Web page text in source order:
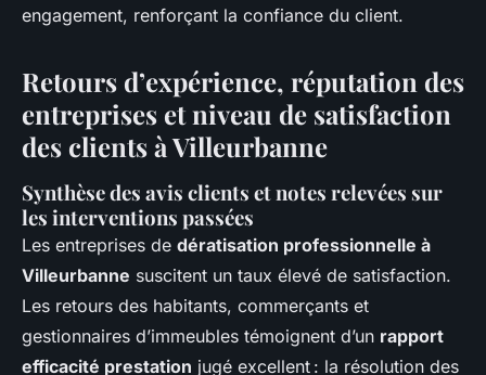
engagement, renforçant la confiance du client.
Retours d’expérience, réputation des
entreprises et niveau de satisfaction
des clients à Villeurbanne
Synthèse des avis clients et notes relevées sur
les interventions passées
Les entreprises de dératisation professionnelle à
Villeurbanne suscitent un taux élevé de satisfaction.
Les retours des habitants, commerçants et
gestionnaires d’immeubles témoignent d’un rapport
efficacité prestation jugé excellent : la résolution des